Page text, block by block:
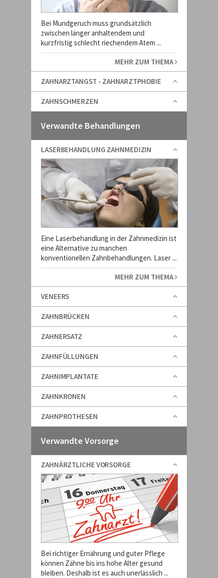
Bei Mundgeruch muss grundsätzlich
zwischen länger anhaltendem und
kurzfristig schlecht riechendem Atem ...
MEHR ZUM THEMA
ZAHNARZTANGST - ZAHNARZTPHOBIE
ZAHNSCHMERZEN
Verwandte Behandlungen
LASERBEHANDLUNG ZAHNMEDIZIN
Eine Laserbehandlung in der Zahnmedizin ist
eine Alternative zu manchen
konventionellen Zahnbehandlungen. Laser ...
MEHR ZUM THEMA
VENEERS
ZAHNBRÜCKEN
ZAHNERSATZ
ZAHNFÜLLUNGEN
ZAHNIMPLANTATE
ZAHNKRONEN
ZAHNPROTHESEN
Verwandte Vorsorge
ZAHNÄRZTLICHE VORSORGE
Bei richtiger Ernährung und guter Pflege
können Zähne bis ins hohe Alter gesund
bleiben. Deshalb ist es auch unerlässlich ...